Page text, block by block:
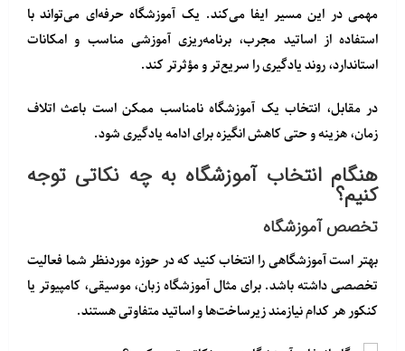
مهمی در این مسیر ایفا می‌کند. یک آموزشگاه حرفه‌ای می‌تواند با
استفاده از اساتید مجرب، برنامه‌ریزی آموزشی مناسب و امکانات
استاندارد، روند یادگیری را سریع‌تر و مؤثرتر کند.
در مقابل، انتخاب یک آموزشگاه نامناسب ممکن است باعث اتلاف
زمان، هزینه و حتی کاهش انگیزه برای ادامه یادگیری شود.
هنگام انتخاب آموزشگاه به چه نکاتی توجه
کنیم؟
تخصص آموزشگاه
بهتر است آموزشگاهی را انتخاب کنید که در حوزه موردنظر شما فعالیت
تخصصی داشته باشد. برای مثال آموزشگاه زبان، موسیقی، کامپیوتر یا
کنکور هر کدام نیازمند زیرساخت‌ها و اساتید متفاوتی هستند.